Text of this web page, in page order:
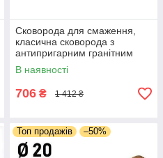
Сковорода для смаження,
класична сковорода з
антипригарним гранітним
покриттям з кришкою
22*5.5см
В наявності
706 ₴ 1 412 ₴
Топ продажів –50%